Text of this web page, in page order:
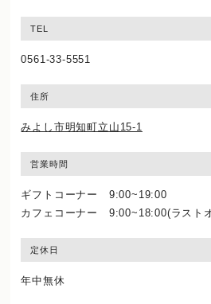
TEL
0561-33-5551
住所
みよし市明知町立山15-1
営業時間
ギフトコーナー 9:00~19:00
カフェコーナー 9:00~18:00(ラスト
定休日
年中無休